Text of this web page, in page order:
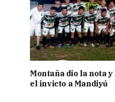
Montaña dio la nota
el invicto a Mandiyú